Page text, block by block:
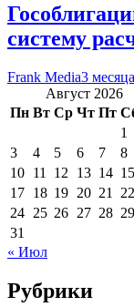
систему
Frank Media3
Август 2026
Пн Вт Ср Чт Пт
1
3
4 5 6 7 8
10 11 12 13 14 15
17 18 19 20 21 22
24 25 26 27 28 29
31
« Июл
Рубрики